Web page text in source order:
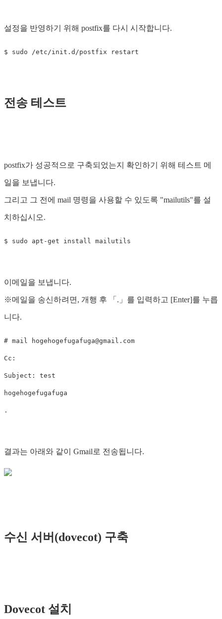
설정을 반영하기 위해 postfix를 다시 시작합니다.
전송 테스트
postfix가 성공적으로 구축되었는지 확인하기 위해 테스트 메
일을 보냅니다.
그리고 그 전에 mail 명령을 사용할 수 있도록 "mailutils"를 설
치하십시오.
이메일을 보냅니다.
※메일을 송신하려면, 개행 후 「.」를 입력하고 [Enter]를 누릅
니다.
# mail hogehogefugafuga@gmail.com
Cc:
Subject: test
hogehogefugafuga
결과는 아래와 같이 Gmail로 전송됩니다.
수신 서버(dovecot) 구축
Dovecot 설치